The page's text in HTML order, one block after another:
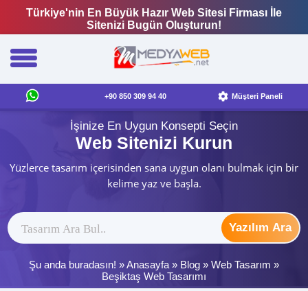
Türkiye'nin En Büyük Hazır Web Sitesi Firması İle
Sitenizi Bugün Oluşturun!
+90 850 309 94 40 Müşteri Paneli
İşinize En Uygun Konsepti Seçin
Web Sitenizi Kurun
Yüzlerce tasarım içerisinden sana uygun olanı bulmak için bir
kelime yaz ve başla.
Yazılım Ara
Şu anda buradasın! »Anasayfa » Blog » Web Tasarım »
Beşiktaş Web Tasarımı